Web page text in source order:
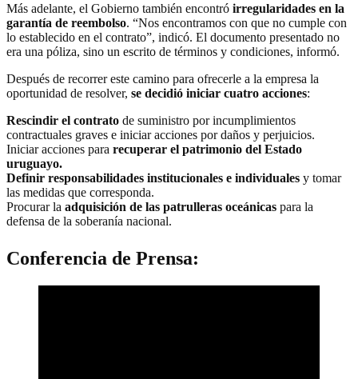
Más adelante, el Gobierno también encontró irregularidades en la
garantía de reembolso. “Nos encontramos con que no cumple con
lo establecido en el contrato”, indicó. El documento presentado no
era una póliza, sino un escrito de términos y condiciones, informó.
Después de recorrer este camino para ofrecerle a la empresa la
oportunidad de resolver, se decidió iniciar cuatro acciones:
Rescindir el contrato de suministro por incumplimientos
contractuales graves e iniciar acciones por daños y perjuicios.
Iniciar acciones para recuperar el patrimonio del Estado
uruguayo.
Definir responsabilidades institucionales e individuales y tomar
las medidas que corresponda.
Procurar la adquisición de las patrulleras oceánicas para la
defensa de la soberanía nacional.
Conferencia de Prensa: